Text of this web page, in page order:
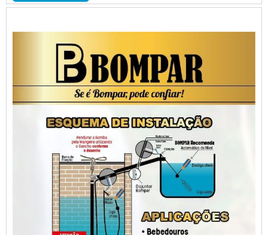
em uma empresa inovadora, encontra na internet a